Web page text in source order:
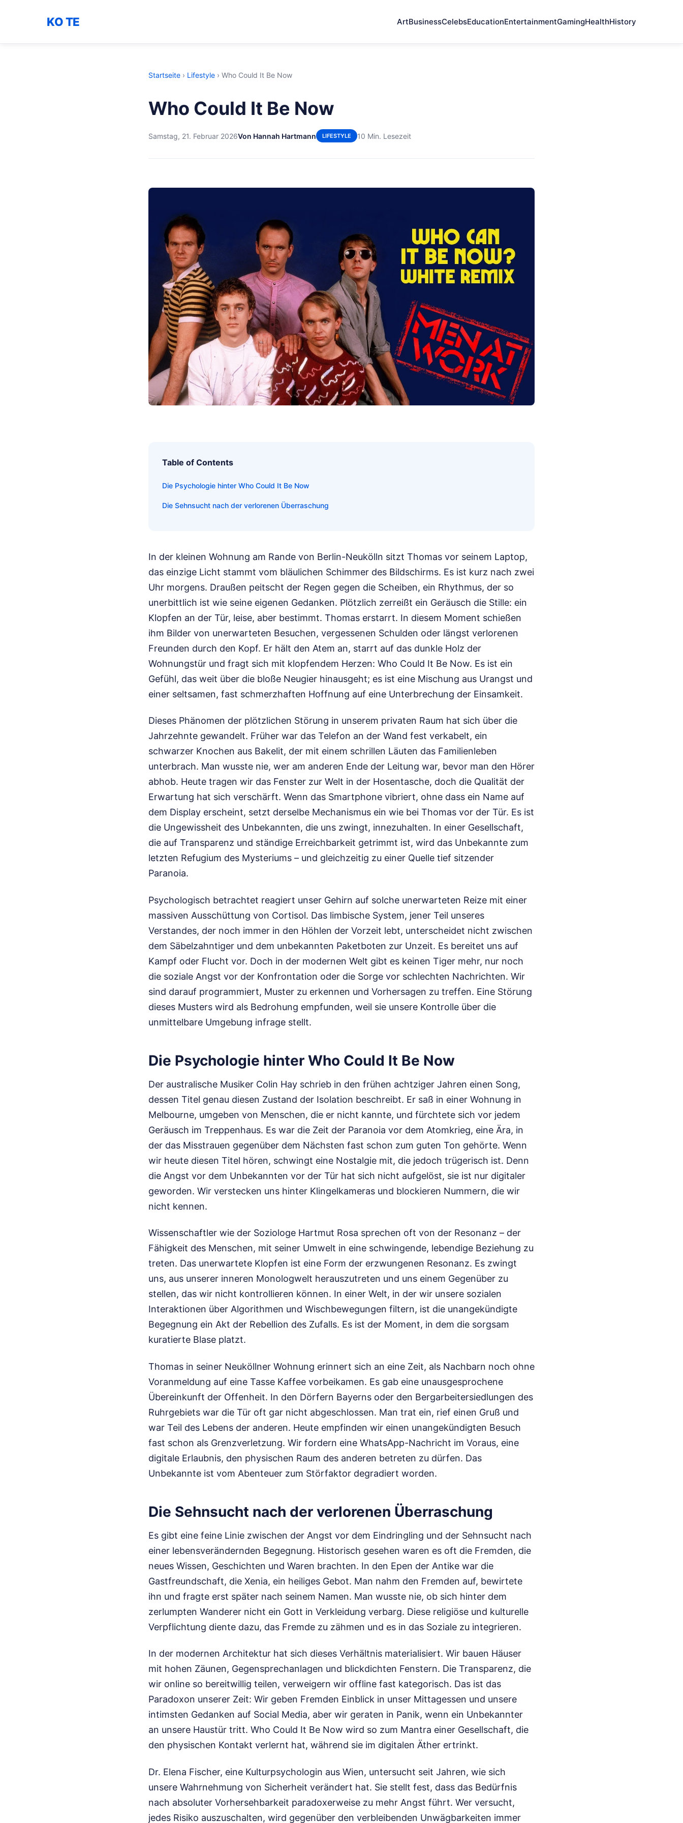
KO TE ArtBusinessCelebsEducationEntertainmentGamingHealthHistory
Startseite › Lifestyle › Who Could It Be Now
Who Could It Be Now
Samstag, 21. Februar 2026Von Hannah Hartmann LIFESTYLE 10 Min. Lesezeit
Table of Contents
Die Psychologie hinter Who Could It Be Now
Die Sehnsucht nach der verlorenen Überraschung
In der kleinen Wohnung am Rande von Berlin-Neukölln sitzt Thomas vor seinem Laptop,
das einzige Licht stammt vom bläulichen Schimmer des Bildschirms. Es ist kurz nach zwei
Uhr morgens. Draußen peitscht der Regen gegen die Scheiben, ein Rhythmus, der so
unerbittlich ist wie seine eigenen Gedanken. Plötzlich zerreißt ein Geräusch die Stille: ein
Klopfen an der Tür, leise, aber bestimmt. Thomas erstarrt. In diesem Moment schießen
ihm Bilder von unerwarteten Besuchen, vergessenen Schulden oder längst verlorenen
Freunden durch den Kopf. Er hält den Atem an, starrt auf das dunkle Holz der
Wohnungstür und fragt sich mit klopfendem Herzen: Who Could It Be Now. Es ist ein
Gefühl, das weit über die bloße Neugier hinausgeht; es ist eine Mischung aus Urangst und
einer seltsamen, fast schmerzhaften Hoffnung auf eine Unterbrechung der Einsamkeit.
Dieses Phänomen der plötzlichen Störung in unserem privaten Raum hat sich über die
Jahrzehnte gewandelt. Früher war das Telefon an der Wand fest verkabelt, ein
schwarzer Knochen aus Bakelit, der mit einem schrillen Läuten das Familienleben
unterbrach. Man wusste nie, wer am anderen Ende der Leitung war, bevor man den Hörer
abhob. Heute tragen wir das Fenster zur Welt in der Hosentasche, doch die Qualität der
Erwartung hat sich verschärft. Wenn das Smartphone vibriert, ohne dass ein Name auf
dem Display erscheint, setzt derselbe Mechanismus ein wie bei Thomas vor der Tür. Es ist
die Ungewissheit des Unbekannten, die uns zwingt, innezuhalten. In einer Gesellschaft,
die auf Transparenz und ständige Erreichbarkeit getrimmt ist, wird das Unbekannte zum
letzten Refugium des Mysteriums – und gleichzeitig zu einer Quelle tief sitzender
Paranoia.
Psychologisch betrachtet reagiert unser Gehirn auf solche unerwarteten Reize mit einer
massiven Ausschüttung von Cortisol. Das limbische System, jener Teil unseres
Verstandes, der noch immer in den Höhlen der Vorzeit lebt, unterscheidet nicht zwischen
dem Säbelzahntiger und dem unbekannten Paketboten zur Unzeit. Es bereitet uns auf
Kampf oder Flucht vor. Doch in der modernen Welt gibt es keinen Tiger mehr, nur noch
die soziale Angst vor der Konfrontation oder die Sorge vor schlechten Nachrichten. Wir
sind darauf programmiert, Muster zu erkennen und Vorhersagen zu treffen. Eine Störung
dieses Musters wird als Bedrohung empfunden, weil sie unsere Kontrolle über die
unmittelbare Umgebung infrage stellt.
Die Psychologie hinter Who Could It Be Now
Der australische Musiker Colin Hay schrieb in den frühen achtziger Jahren einen Song,
dessen Titel genau diesen Zustand der Isolation beschreibt. Er saß in einer Wohnung in
Melbourne, umgeben von Menschen, die er nicht kannte, und fürchtete sich vor jedem
Geräusch im Treppenhaus. Es war die Zeit der Paranoia vor dem Atomkrieg, eine Ära, in
der das Misstrauen gegenüber dem Nächsten fast schon zum guten Ton gehörte. Wenn
wir heute diesen Titel hören, schwingt eine Nostalgie mit, die jedoch trügerisch ist. Denn
die Angst vor dem Unbekannten vor der Tür hat sich nicht aufgelöst, sie ist nur digitaler
geworden. Wir verstecken uns hinter Klingelkameras und blockieren Nummern, die wir
nicht kennen.
Wissenschaftler wie der Soziologe Hartmut Rosa sprechen oft von der Resonanz – der
Fähigkeit des Menschen, mit seiner Umwelt in eine schwingende, lebendige Beziehung zu
treten. Das unerwartete Klopfen ist eine Form der erzwungenen Resonanz. Es zwingt
uns, aus unserer inneren Monologwelt herauszutreten und uns einem Gegenüber zu
stellen, das wir nicht kontrollieren können. In einer Welt, in der wir unsere sozialen
Interaktionen über Algorithmen und Wischbewegungen filtern, ist die unangekündigte
Begegnung ein Akt der Rebellion des Zufalls. Es ist der Moment, in dem die sorgsam
kuratierte Blase platzt.
Thomas in seiner Neuköllner Wohnung erinnert sich an eine Zeit, als Nachbarn noch ohne
Voranmeldung auf eine Tasse Kaffee vorbeikamen. Es gab eine unausgesprochene
Übereinkunft der Offenheit. In den Dörfern Bayerns oder den Bergarbeitersiedlungen des
Ruhrgebiets war die Tür oft gar nicht abgeschlossen. Man trat ein, rief einen Gruß und
war Teil des Lebens der anderen. Heute empfinden wir einen unangekündigten Besuch
fast schon als Grenzverletzung. Wir fordern eine WhatsApp-Nachricht im Voraus, eine
digitale Erlaubnis, den physischen Raum des anderen betreten zu dürfen. Das
Unbekannte ist vom Abenteuer zum Störfaktor degradiert worden.
Die Sehnsucht nach der verlorenen Überraschung
Es gibt eine feine Linie zwischen der Angst vor dem Eindringling und der Sehnsucht nach
einer lebensverändernden Begegnung. Historisch gesehen waren es oft die Fremden, die
neues Wissen, Geschichten und Waren brachten. In den Epen der Antike war die
Gastfreundschaft, die Xenia, ein heiliges Gebot. Man nahm den Fremden auf, bewirtete
ihn und fragte erst später nach seinem Namen. Man wusste nie, ob sich hinter dem
zerlumpten Wanderer nicht ein Gott in Verkleidung verbarg. Diese religiöse und kulturelle
Verpflichtung diente dazu, das Fremde zu zähmen und es in das Soziale zu integrieren.
In der modernen Architektur hat sich dieses Verhältnis materialisiert. Wir bauen Häuser
mit hohen Zäunen, Gegensprechanlagen und blickdichten Fenstern. Die Transparenz, die
wir online so bereitwillig teilen, verweigern wir offline fast kategorisch. Das ist das
Paradoxon unserer Zeit: Wir geben Fremden Einblick in unser Mittagessen und unsere
intimsten Gedanken auf Social Media, aber wir geraten in Panik, wenn ein Unbekannter
an unsere Haustür tritt. Who Could It Be Now wird so zum Mantra einer Gesellschaft, die
den physischen Kontakt verlernt hat, während sie im digitalen Äther ertrinkt.
Dr. Elena Fischer, eine Kulturpsychologin aus Wien, untersucht seit Jahren, wie sich
unsere Wahrnehmung von Sicherheit verändert hat. Sie stellt fest, dass das Bedürfnis
nach absoluter Vorhersehbarkeit paradoxerweise zu mehr Angst führt. Wer versucht,
jedes Risiko auszuschalten, wird gegenüber den verbleibenden Unwägbarkeiten immer